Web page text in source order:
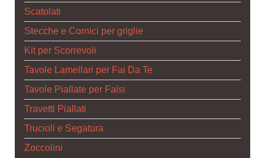
Scatolati
Stecche e Cornici per griglie
Kit per Scorrevoli
Tavole Lamellari per Fai Da Te
Tavole Piallate per Falsi
Travetti Piallati
Trucioli e Segatura
Zoccolini